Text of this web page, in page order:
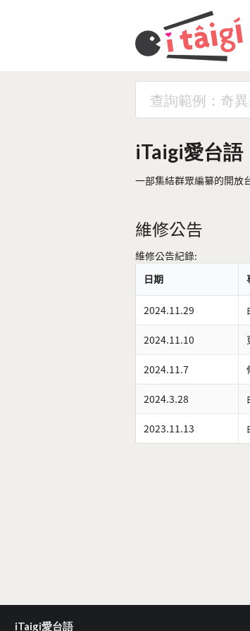
iTaigi愛台語
一部集結群眾編纂的開放
維修公告
維修公告紀錄:
日期
2024.11.29
2024.11.10
2024.11.7
2024.3.28
2023.11.13
iTaigi愛台語